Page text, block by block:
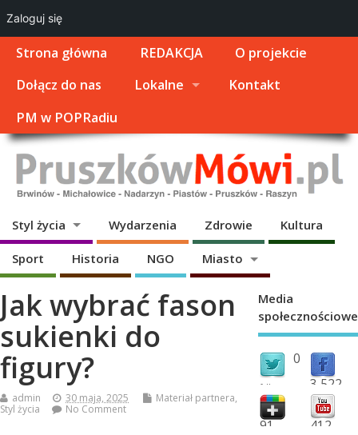
Strona główna REDAKCJA
O projekcie
Dołącz do nas
Lokalne
Kontakt
PM w POPRadiu
Styl życia Wydarzenia Zdrowie Kultura
Sport Historia NGO Miasto
Jak wybrać fason
sukienki do
figury?
admin 30 maja, 2025 Materiał partnera,
Styl życia
No Comment
Media
społecznościowe
0
followers 3,522
fans
91 412
Zaloguj się